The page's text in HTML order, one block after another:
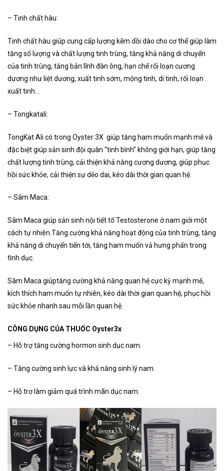
– Tinh chất hàu:
Tinh chất hàu giúp cung cấp lượng kẽm dồi dào cho cơ thể giúp làm
tăng số lượng và chất lượng tinh trùng, tăng khả năng di chuyển
của tinh trùng, tăng bản lĩnh đàn ông, hạn chế rối loạn cương
dương như liệt dương, xuất tinh sớm, mộng tinh, di tinh, rối loạn
xuất tinh…
– Tongkatali:
TongKat Ali có trong Oyster 3X giúp tăng ham muốn mạnh mẽ và
đặc biệt giúp sản sinh đội quân “tinh bình” không giới hạn, giúp tăng
chất lượng tinh trùng, cải thiện khả năng cương dương, giúp phục
hồi sức khỏe, cải thiện sự dẻo dai, kéo dài thời gian quan hệ.
– Sâm Maca:
Sâm Maca giúp sản sinh nội tiết tố Testosterone ở nam giới một
cách tự nhiên.Tăng cường khả năng hoạt động của tinh trùng, tăng
khả năng di chuyển tiến tới, tăng ham muốn vả hưng phấn trong
tình dục.
Sâm Maca giúptăng cường khả năng quan hệ cực kỳ mạnh mẽ,
kích thích ham muốn tự nhiên, kéo dài thời gian quan hệ, phục hồi
sức khỏe nhanh sau mỗi lần quan hệ.
CÔNG DỤNG CỦA THUỐC Oyster3x
– Hỗ trợ tăng cường hormon sinh dục nam.
– Tăng cường sinh lực và khả năng sinh lý nam.
– Hỗ trơ làm giảm quá trình mãn dục nam.